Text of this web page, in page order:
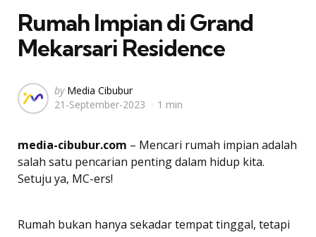
Rumah Impian di Grand
Mekarsari Residence
Posted
by
by Media Cibubur
21-September-2023
1 min
media-cibubur.com – Mencari rumah impian adalah
salah satu pencarian penting dalam hidup kita.
Setuju ya, MC-ers!
Rumah bukan hanya sekadar tempat tinggal, tetapi